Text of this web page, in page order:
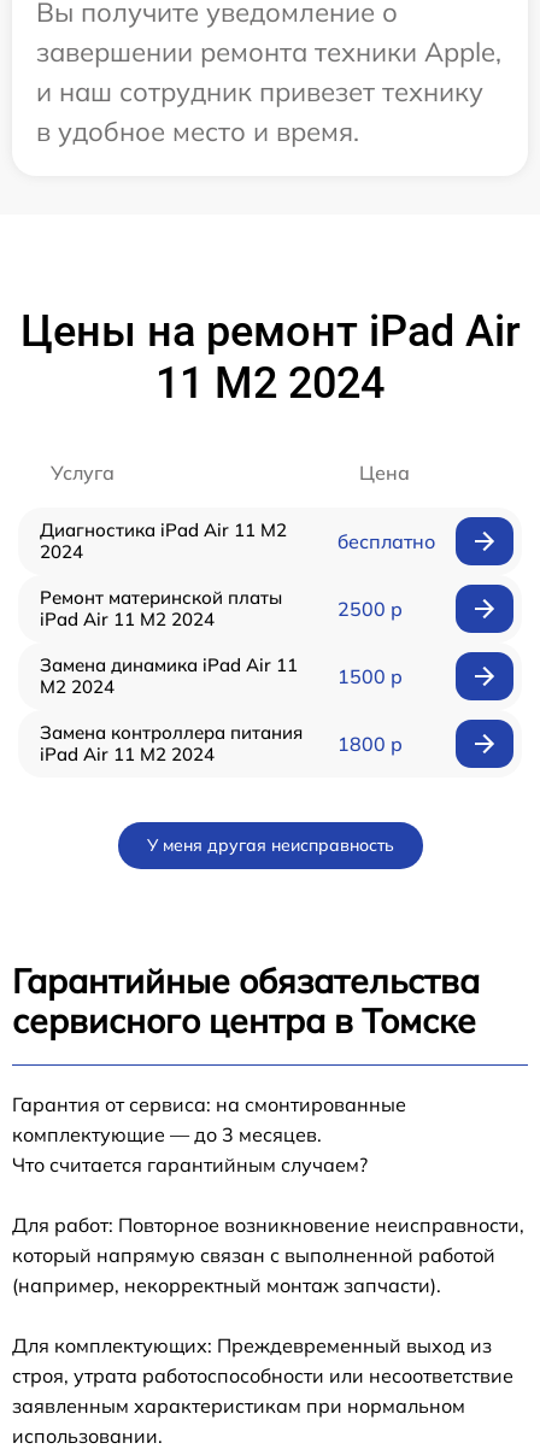
Вы получите уведомление о
завершении ремонта техники Apple,
и наш сотрудник привезет технику
в удобное место и время.
Цены на ремонт iPad Air
11 M2 2024
Услуга Цена
Диагностика iPad Air 11 M2
2024
бесплатно
Ремонт материнской платы
iPad Air 11 M2 2024
2500 р
Замена динамика iPad Air 11
M2 2024
1500 р
Замена контроллера питания
iPad Air 11 M2 2024
1800 р
У меня другая неисправность
Гарантийные обязательства
сервисного центра в Томске
Гарантия от сервиса: на смонтированные
комплектующие — до 3 месяцев.
Что считается гарантийным случаем?
Для работ: Повторное возникновение неисправности,
который напрямую связан с выполненной работой
(например, некорректный монтаж запчасти).
Для комплектующих: Преждевременный выход из
строя, утрата работоспособности или несоответствие
заявленным характеристикам при нормальном
использовании.